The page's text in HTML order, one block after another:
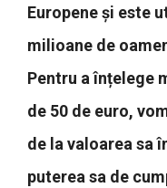
Europene și este
milioane de
Pentru a înțelege
de 50 de euro,
de la valoarea sa
puterea sa de